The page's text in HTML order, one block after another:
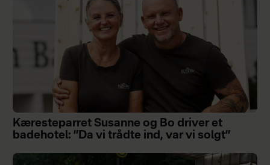
Kæresteparret Susanne og Bo driver et
badehotel: ”Da vi trådte ind, var vi solgt”